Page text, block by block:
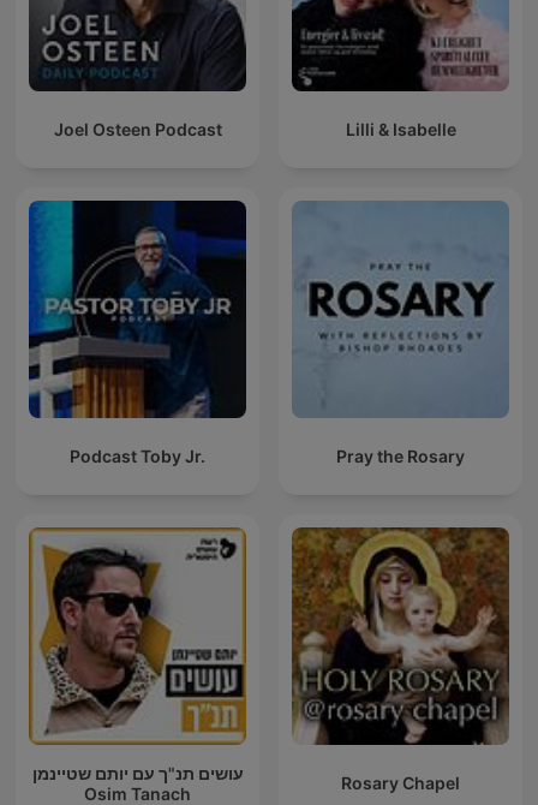
Joel Osteen Podcast Lilli & Isabelle
Podcast Toby Jr. Pray the Rosary
עושים תנ"ך עם יותם שטיינמן
Osim Tanach
Rosary Chapel